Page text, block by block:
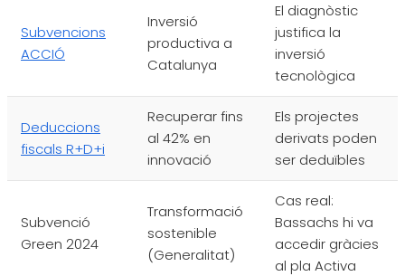
Subvencions
ACCIÓ
Inversió
productiva a
Catalunya
El diagnòstic
justifica la
inversió
tecnològica
Deduccions
fiscals R+D+i
Recuperar fins
al 42% en
innovació
Els projectes
derivats poden
ser deduïbles
Subvenció
Green 2024
Transformació
sostenible
(Generalitat)
Cas real:
Bassachs hi va
accedir gràcies
al pla Activa